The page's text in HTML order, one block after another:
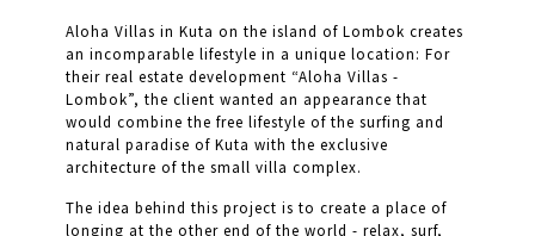
Aloha Villas in Kuta on the island of Lombok creates
an incomparable lifestyle in a unique location: For
their real estate development “Aloha Villas -
Lombok”, the client wanted an appearance that
would combine the free lifestyle of the surfing and
natural paradise of Kuta with the exclusive
architecture of the small villa complex.
The idea behind this project is to create a place of
longing at the other end of the world - relax, surf,